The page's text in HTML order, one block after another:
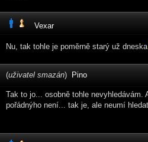
Vexar
Nu, tak tohle je poměrně starý už dneska
(uživatel smazán) Pino
Tak to jo... osobně tohle nevyhledávám.
pořádnýho není... tak je, ale neumí